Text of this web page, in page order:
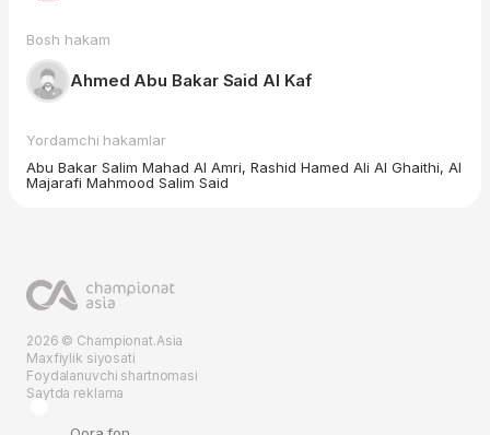
Bosh hakam
Ahmed Abu Bakar Said Al Kaf
Yordamchi hakamlar
Abu Bakar Salim Mahad Al Amri, Rashid Hamed Ali Al Ghaithi, Al
Majarafi Mahmood Salim Said
2026 © Championat.Asia
Maxfiylik siyosati
Foydalanuvchi shartnomasi
Saytda reklama